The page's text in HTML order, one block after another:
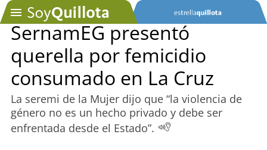
Podcast
Actualidad
SernamEG presentó
querella por femicidio
consumado en La Cruz
La seremi de la Mujer dijo que “la violencia de
género no es un hecho privado y debe ser
enfrentada desde el Estado”.